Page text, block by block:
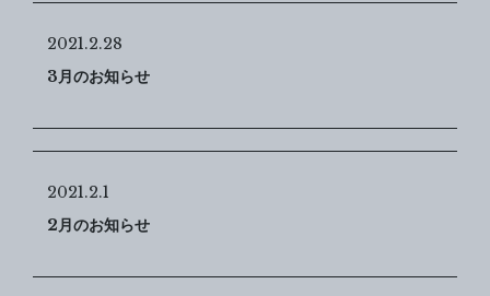
2021.2.28
3月のお知らせ
2021.2.1
2月のお知らせ